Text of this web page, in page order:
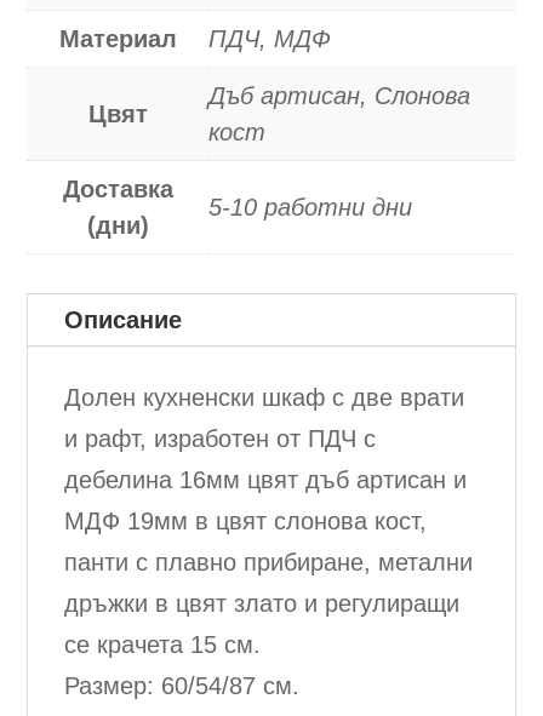
Материал ПДЧ, МДФ
Цвят
Дъб артисан, Слонова
кост
Доставка
(дни)
5-10 работни дни
Описание
Долен кухненски шкаф с две врати
и рафт, изработен от ПДЧ с
дебелина 16мм цвят дъб артисан и
МДФ 19мм в цвят слонова кост,
панти с плавно прибиране, метални
дръжки в цвят злато и регулиращи
се крачета 15 см.
Размер: 60/54/87 см.